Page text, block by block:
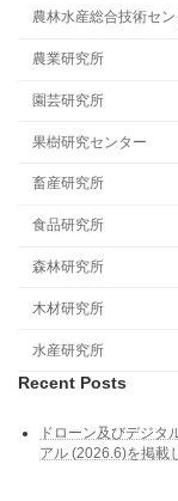
農林水産総合技術セン
農業研究所
園芸研究所
果樹研究センター
畜産研究所
食品研究所
森林研究所
木材研究所
水産研究所
Recent Posts
ドローン及びデジタ
アル (2026.6)を掲載